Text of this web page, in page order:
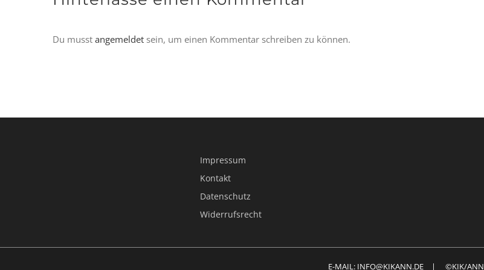
Du musst angemeldet sein, um einen Kommentar schreiben zu können.
Impressum
Kontakt
Datenschutz
Widerrufsrecht
E-MAIL: INFO@KIKANN.DE | ©KIK/ANN